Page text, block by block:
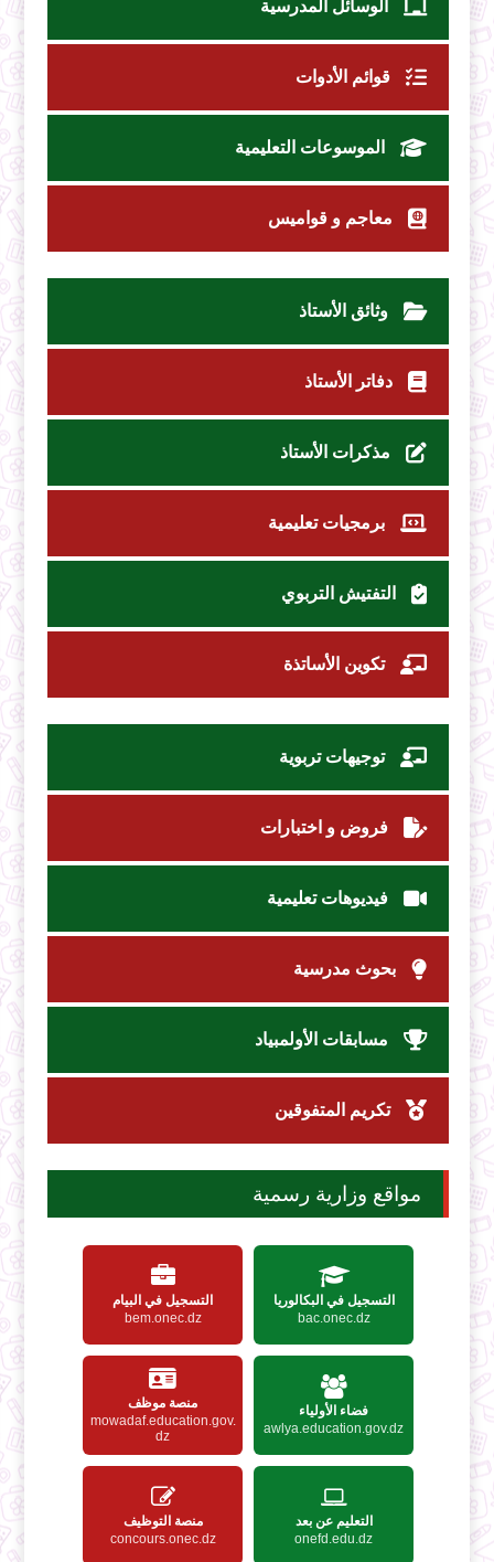
الوسائل المدرسية
قوائم الأدوات
الموسوعات التعليمية
معاجم و قواميس
وثائق الأستاذ
دفاتر الأستاذ
مذكرات الأستاذ
برمجيات تعليمية
التفتيش التربوي
تكوين الأساتذة
توجيهات تربوية
فروض و اختبارات
فيديوهات تعليمية
بحوث مدرسية
مسابقات الأولمبياد
تكريم المتفوقين
مواقع وزارية رسمية
التسجيل في البكالوريا
bac.onec.dz
التسجيل في البيام
bem.onec.dz
فضاء الأولياء
awlya.education.gov.dz
منصة موظف
mowadaf.education.gov.
dz
التعليم عن بعد
onefd.edu.dz
منصة التوظيف
concours.onec.dz